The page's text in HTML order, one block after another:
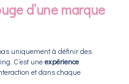
d’une marque
uniquement à définir des
C’est uneexpérience
et dans chaque